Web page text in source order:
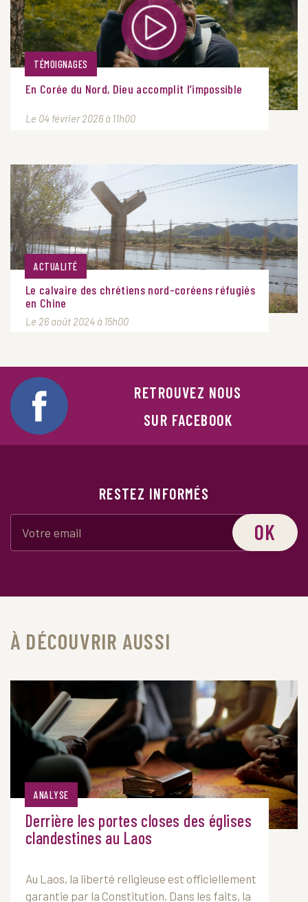
TÉMOIGNAGES
En Corée du Nord, Dieu accomplit l’impossible
Le 04 février 2026 à 11h00
ACTUALITÉ
Le calvaire des chrétiens nord-coréens réfugiés
en Chine
Le 26 août 2024 à 15h00
RETROUVEZ NOUS
SUR FACEBOOK
RESTEZ INFORMÉS
OK
À DÉCOUVRIR AUSSI
ANALYSE
Derrière les portes closes des églises
clandestines au Laos
Au Laos, la liberté religieuse est officiellement
garantie par la Constitution. Dans les faits, la